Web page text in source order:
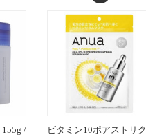
/
ビタミン10ポアストリク